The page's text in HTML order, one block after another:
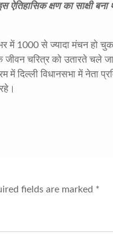
ऐतिहासिक क्षण का साक्षी
में 1000 से ज्यादा मंचन हो
जीवन चरित्र को उतारते चले
दिल्ली विधानसभा में नेता
fields are marked *